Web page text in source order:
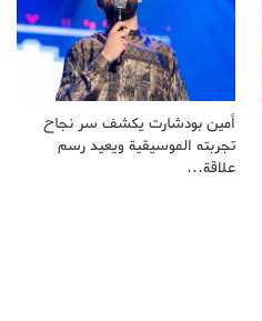
أمين بودشارت يكشف سر نجاح
تجربته الموسيقية ويعيد رسم
علاقة…